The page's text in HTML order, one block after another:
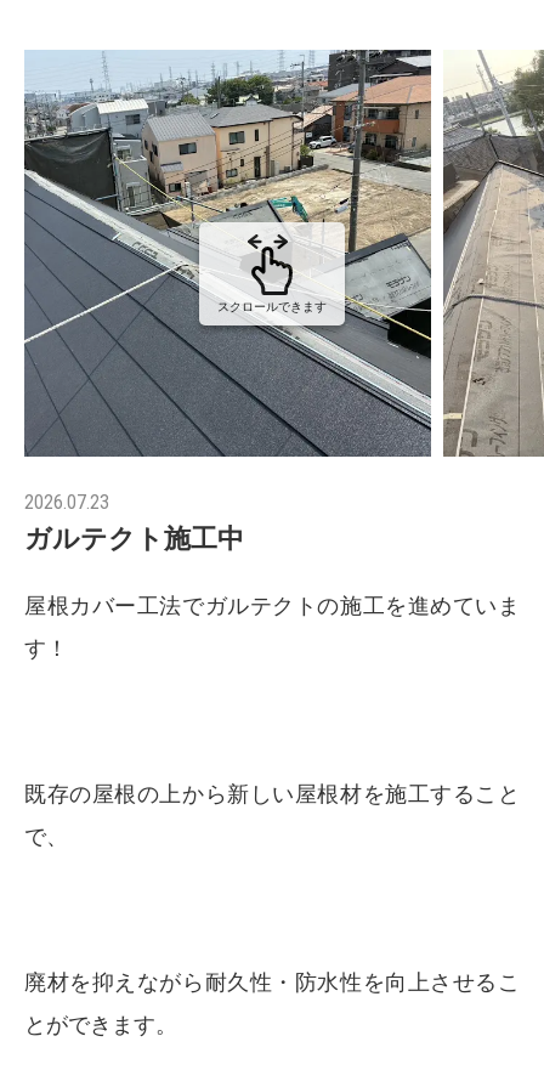
スクロールできます
2026.07.23
ガルテクト施工中
屋根カバー工法でガルテクトの施工を進めていま
す！
既存の屋根の上から新しい屋根材を施工すること
で、
廃材を抑えながら耐久性・防水性を向上させるこ
とができます。